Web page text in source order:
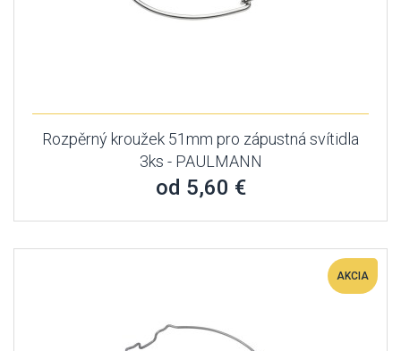
Rozpěrný kroužek 51mm pro zápustná svítidla
3ks - PAULMANN
od 5,60 €
AKCIA